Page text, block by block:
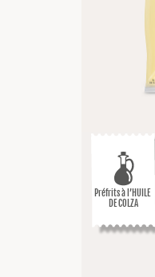
Préfrits à l’HUILE
DE COLZA